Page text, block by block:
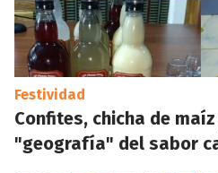
Festividad
Confites, chicha de
"geografía" del sabor